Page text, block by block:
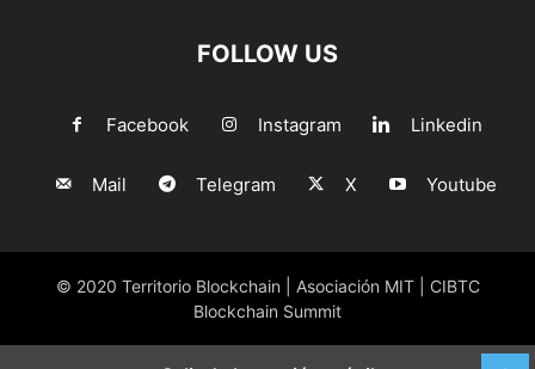
FOLLOW US
Facebook Instagram Linkedin
Mail Telegram X Youtube
© 2020 Territorio Blockchain | Asociación MIT | CIBTC
Blockchain Summit